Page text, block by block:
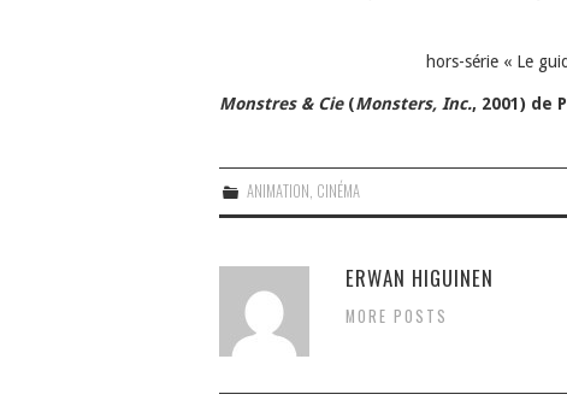
hors-série « Le
Monstres & Cie(Monsters, Inc., 2001) de
ANIMATION CINÉMA
ERWAN HIGUINEN
MORE POSTS